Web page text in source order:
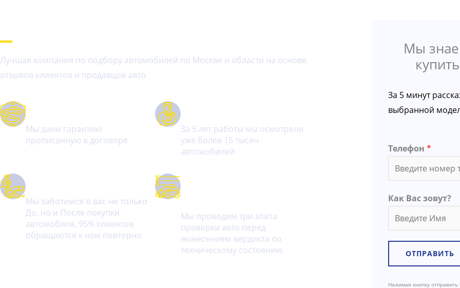
Лучшая компания по подбору автомобилей по Москве и области на основе
отзывов клиентов и продавцов авто.
Мы даем гарантию
прописанную в договоре
За 5 лет работы мы осмотрели
уже более 15 тысяч
автомобилей
Мы заботимся о вас не только
До, но и После покупки
автомобиля, 95% клиентов
обращаются к нам повторно
Мы проводим три этапа
проверки авто перед
вынесением вердикта по
техническому состоянию
Мы
За 5 минут
выбранной
Телефон *
Как Вас зовут?
ОТПРАВИТЬ
Нажимая кнопку